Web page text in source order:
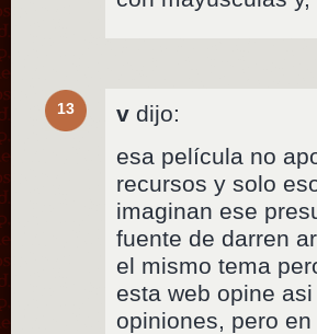
13 v dijo:
esa película no
recursos y solo
imaginan ese
fuente de darren
el mismo tema
esta web opine
opiniones, pero